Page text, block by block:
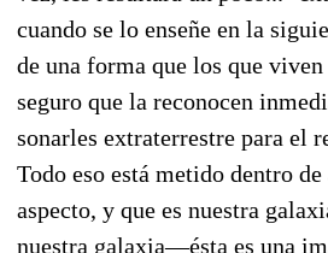
cuando se lo enseñe en la
de una forma que los que
seguro que la reconocen
sonarles extraterrestre para el
Todo eso está metido dentro
aspecto, y que es nuestra
nuestra galaxia—ésta es una